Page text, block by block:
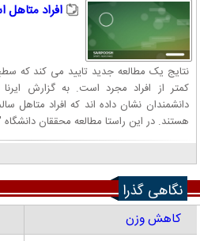
افراد
نتایج یک مطالعه جدید تایید می کند که
کمتر از افراد مجرد است. به گزارش ایرنا
دانشمندان نشان داده اند که افراد متاهل
هستند. در این راستا مطالعه محققان
نگاهی گذرا
کاهش وزن